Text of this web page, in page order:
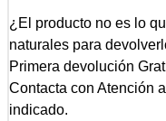
¿El producto no es lo
naturales para
Primera devolución
Contacta con Atención
indicado.